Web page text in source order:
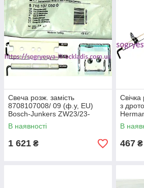
Свеча розж. замість
8708107008/ 09 (ф.у, EU)
Bosch-Junkers ZW23/23-
1/ZWE-3/WR325-5, арт.
8718107050, к.з. 0449
В наявності
1 621 ₴
з
В
467 ₴